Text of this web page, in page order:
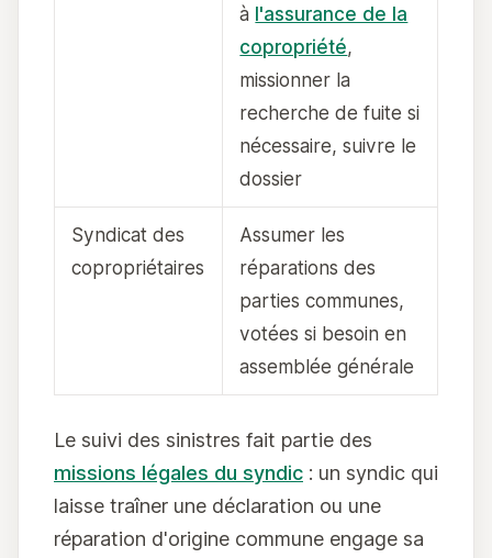
à l'assurance de la
copropriété,
missionner la
recherche de fuite si
nécessaire, suivre le
dossier
Syndicat des
copropriétaires
Assumer les
réparations des
parties communes,
votées si besoin en
assemblée générale
Le suivi des sinistres fait partie des
missions légales du syndic : un syndic qui
laisse traîner une déclaration ou une
réparation d'origine commune engage sa